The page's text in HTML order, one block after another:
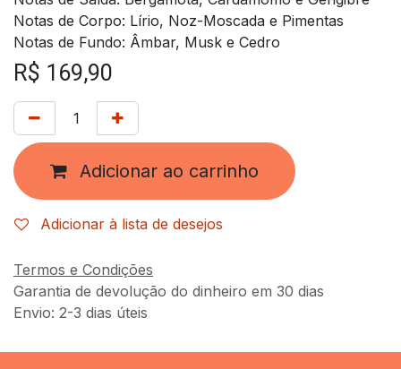
Notas de Corpo: Lírio, Noz-Moscada e Pimentas
Notas de Fundo: Âmbar, Musk e Cedro
R$ 169,90
Adicionar ao carrinho
Adicionar à lista de desejos
Termos e Condições
Garantia de devolução do dinheiro em 30 dias
Envio: 2-3 dias úteis